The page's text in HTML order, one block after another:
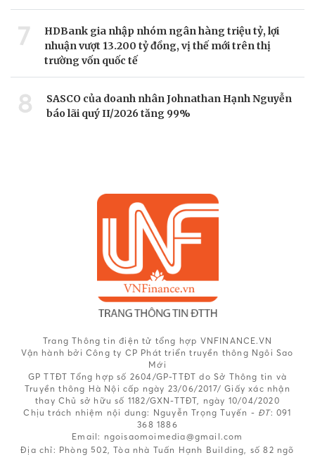
7
HDBank gia nhập nhóm ngân hàng triệu tỷ, lợi
nhuận vượt 13.200 tỷ đồng, vị thế mới trên thị
trường vốn quốc tế
8
SASCO của doanh nhân Johnathan Hạnh Nguyễn
báo lãi quý II/2026 tăng 99%
Trang Thông tin điện tử tổng hợp VNFINANCE.VN
Vận hành bởi Công ty CP Phát triển truyền thông Ngôi Sao
Mới
GP TTĐT Tổng hợp số 2604/GP-TTĐT do Sở Thông tin và
Truyền thông Hà Nội cấp ngày 23/06/2017/ Giấy xác nhận
thay Chủ sở hữu số 1182/GXN-TTĐT, ngày 10/04/2020
Chịu trách nhiệm nội dung: Nguyễn Trọng Tuyến - ĐT: 091
368 1886
Email: ngoisaomoimedia@gmail.com
Địa chỉ: Phòng 502, Tòa nhà Tuấn Hạnh Building, số 82 ngõ